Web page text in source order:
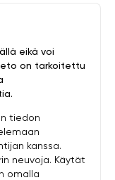
eikä voi
on tarkoitettu
tiedon
kanssa.
neuvoja. Käytät
omalla